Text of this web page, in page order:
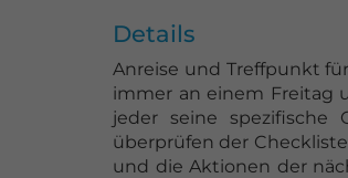
Details
Anreise und Treffpunkt
immer an einem Freitag
jeder seine spezifische
überprüfen der
und die Aktionen der